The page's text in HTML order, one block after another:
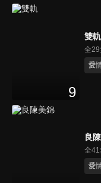
9
雙軌
全
愛
良
全
愛